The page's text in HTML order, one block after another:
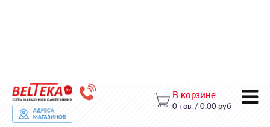
В корзине